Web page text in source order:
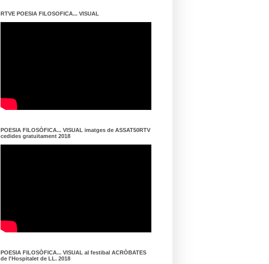
RTVE POESIA FILOSOFICA... VISUAL
POESIA FILOSÒFICA... VISUAL imatges de ASSAT50RTV
cedides gratuïtament 2018
POESIA FILOSÒFICA... VISUAL al festibal ACRÒBATES
de l'Hospitalet de LL. 2018